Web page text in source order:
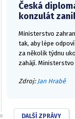
Česká
konzulát
Ministerstvo
tak, aby lépe
za několik týdnu
zahájí.
Zdroj: Jan Hrabě
DALŠÍ ZPRÁVY